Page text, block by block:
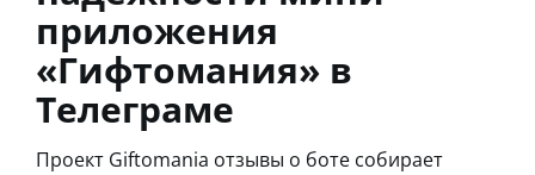
приложения
«Гифтомания» в
Телеграме
Проект Giftomania отзывы о боте собирает